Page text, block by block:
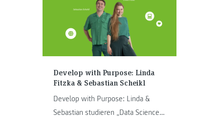
Develop with Purpose: Linda
Fitzka & Sebastian Scheikl
Develop with Purpose: Linda &
Sebastian studieren „Data Science